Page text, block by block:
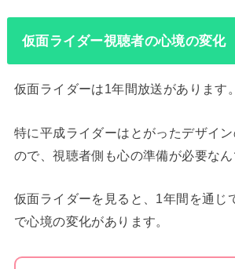
仮面ライダー視聴者の心境の変化
仮面ライダーは1年間放送があります。
特に平成ライダーはとがったデザイ
ので、視聴者側も心の準備が必要なん
仮面ライダーを見ると、1年間を通じ
で心境の変化があります。